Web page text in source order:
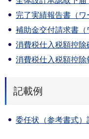
完了実績報告書（ワ
補助金交付請求書（
消費税仕入税額控除
消費税仕⼊税額控除
記載例
委任状（参考書式）